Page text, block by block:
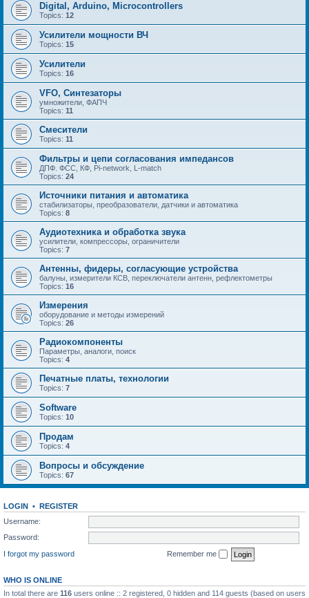
Digital, Arduino, Microcontrollers
Topics: 12
Усилители мощности ВЧ
Topics: 15
Усилители
Topics: 16
VFO, Синтезаторы
умножители, ФАПЧ
Topics: 11
Смесители
Topics: 11
Фильтры и цепи согласования импедансов
ДПФ. ФСС, КФ, Pi-network, L-match
Topics: 24
Источники питания и автоматика
стабилизаторы, преобразователи, датчики и автоматика
Topics: 8
Аудиотехника и обработка звука
усилители, компрессоры, ограничители
Topics: 7
Антенны, фидеры, согласующие устройства
балуны, измерители КСВ, переключатели антенн, рефлектометры
Topics: 16
Измерения
оборудование и методы измерений
Topics: 26
Радиокомпоненты
Параметры, аналоги, поиск
Topics: 4
Печатные платы, технологии
Topics: 7
Software
Topics: 10
Продам
Topics: 4
Вопросы и обсуждение
Topics: 67
LOGIN • REGISTER
Username:
Password:
I forgot my password
Remember me
WHO IS ONLINE
In total there are 116 users online :: 2 registered, 0 hidden and 114 guests (based on users